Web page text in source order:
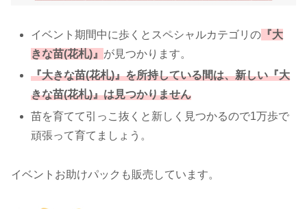
イベント期間中に歩くとスペシャルカテゴリの 『大
きな苗(花札)』 が見つかります。
『大きな苗(花札)』を所持している間は、新しい『大
きな苗(花札)』は見つかりません
苗を育てて引っこ抜くと新しく見つかるので1万歩で
頑張って育てましょう。
イベントお助けパックも販売しています。